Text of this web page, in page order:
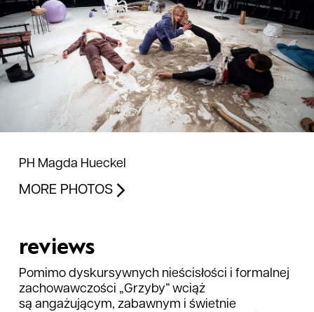
PH Magda Hueckel
MORE PHOTOS
reviews
Pomimo dyskursywnych nieścisłości i formalnej
zachowawczości „Grzyby” wciąż
są angażującym, zabawnym i świetnie